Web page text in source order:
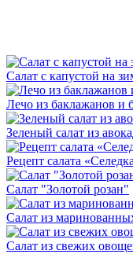
Салат с капустой на
Лечо из баклажанов и
Зеленый салат из
Рецепт салата
Салат "Золотой розан"
Салат из
Салат из свежих